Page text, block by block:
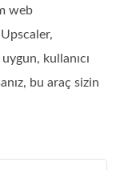
web
kullanıcı
bu araç sizin